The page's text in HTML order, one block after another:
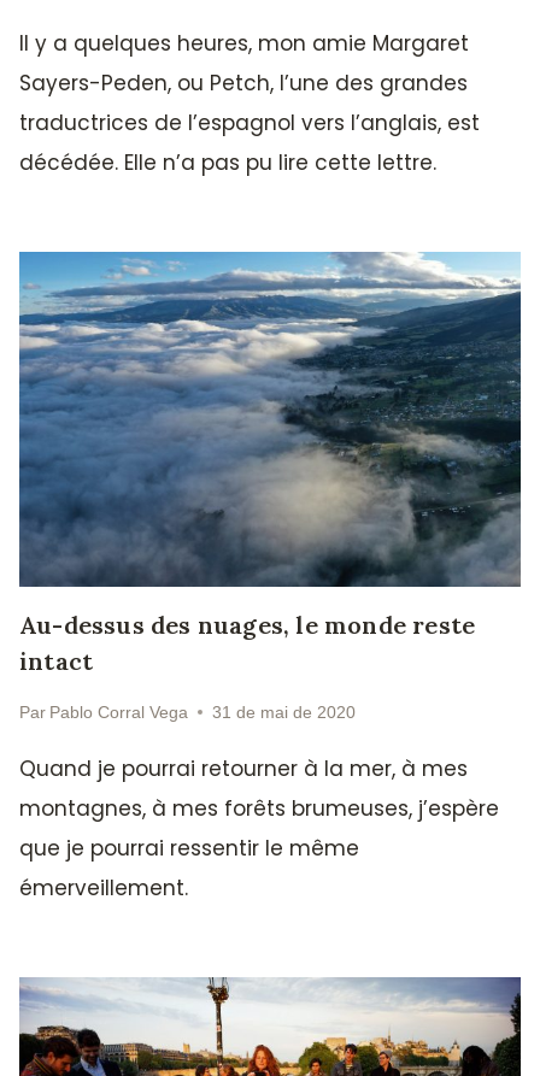
Il y a quelques heures, mon amie Margaret
Sayers-Peden, ou Petch, l’une des grandes
traductrices de l’espagnol vers l’anglais, est
décédée. Elle n’a pas pu lire cette lettre.
Au-dessus des nuages, le monde reste
intact
Par Pablo Corral Vega 31 de mai de 2020
Quand je pourrai retourner à la mer, à mes
montagnes, à mes forêts brumeuses, j’espère
que je pourrai ressentir le même
émerveillement.